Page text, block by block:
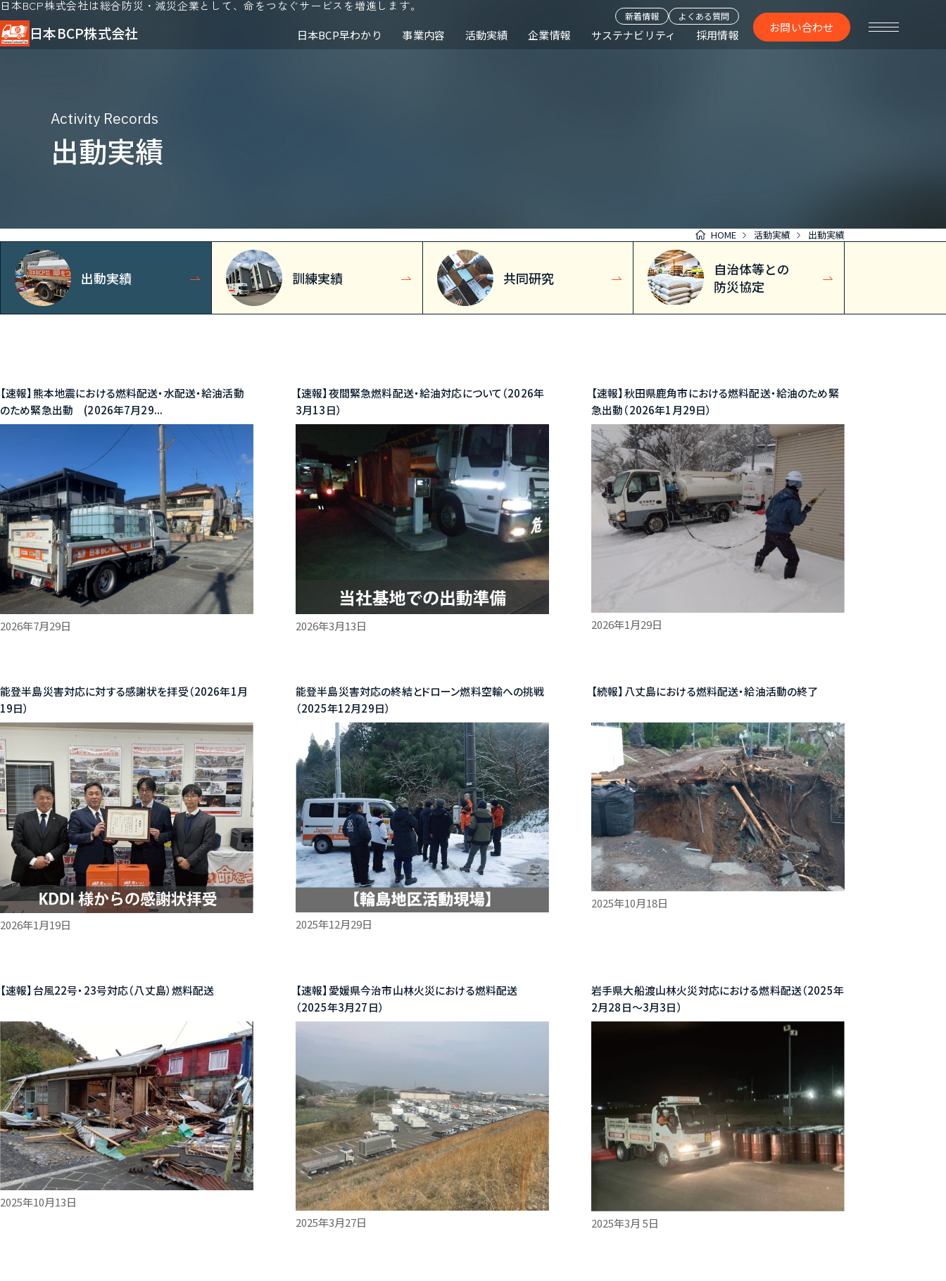
日本BCP株式会社は総合防災・減災企業として、命をつなぐサービスを増進します。
日本BCP株式会社 日本BCP早わかり 事業内容 活動実績 企業情報 サステナビリティ 採用情報
新着情報 よくある質問
お問い合わせ
Activity Records
出動実績
HOME 活動実績 出動実績
出動実績 訓練実績 共同研究
自治体等との
防災協定
【速報】熊本地震における燃料配送・水配送・給油活動
のため緊急出動 (2026年7月29...
2026年7月29日
【速報】夜間緊急燃料配送・給油対応について（2026年
3月13日）
2026年3月13日
【速報】秋田県鹿角市における燃料配送・給油のため緊
急出動（2026年1月29日）
2026年1月29日
能登半島災害対応に対する感謝状を拝受（2026年1月
19日）
2026年1月19日
能登半島災害対応の終結とドローン燃料空輸への挑戦
（2025年12月29日）
2025年12月29日
【続報】八丈島における燃料配送・給油活動の終了
2025年10月18日
【速報】台風22号・23号対応（八丈島）燃料配送
2025年10月13日
【速報】愛媛県今治市山林火災における燃料配送
（2025年3月27日）
2025年3月27日
岩手県大船渡山林火災対応における燃料配送（2025年
2月28日～3月3日）
2025年3月 5日